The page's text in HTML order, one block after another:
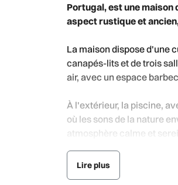
Portugal, est une
aspect rustique et
La maison dispose d'une
canapés-lits et de trois
air, avec un espace
À l'extérieur, la piscine,
où les sons de la nature
atmosphère calme et
Située dans un endroit
l'accueil chaleureux est
Lire plus